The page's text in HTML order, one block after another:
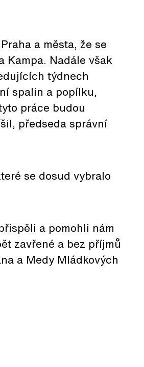
a města, že se
Kampa. Nadále však
týdnech
spalin a popílku,
práce budou
předseda správní
se dosud vybralo
a pomohli nám
zavřené a bez příjmů
a Medy Mládkových